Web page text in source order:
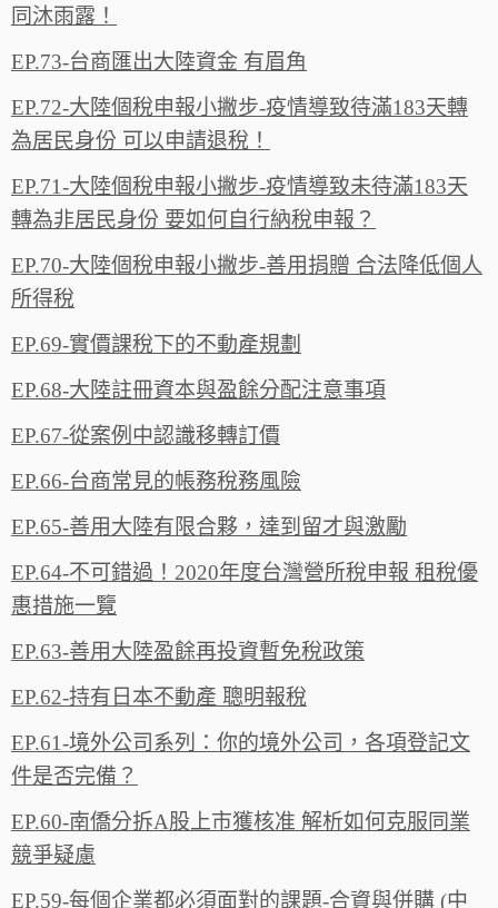
同沐雨露‪！‬
EP.73-台商匯出大陸資金 有眉角
EP.72-大陸個稅申報小撇步-疫情導致待滿183天轉
為居民身份 可以申請退稅！
EP.71-大陸個稅申報小撇步-疫情導致未待滿183天
轉為非居民身份 要如何自行納稅申報？
EP.70-大陸個稅申報小撇步-善用捐贈 合法降低個人
所得稅
EP.69-實價課稅下的不動產規劃
EP.68-大陸註冊資本與盈餘分配注意事項
EP.67-從案例中認識移轉訂價
EP.66-台商常見的帳務稅務風險‬‬
EP.65-善用大陸有限合夥，達到留才與激‪勵‬‬
EP.64-不可錯過！2020年度台灣營所稅申報 租稅優
惠措施一‪覽‬
EP.63-善用大陸盈餘再投資暫免稅政策
EP.62-持有日本不動產 聰明報稅
EP.61-境外公司系列：你的境外公司，各項登記文
件是否完備？
EP.60-南僑分拆A股上市獲核准 解析如何克服同業
競爭疑慮
EP.59-每個企業都必須面對的課題-合資與併購 (中